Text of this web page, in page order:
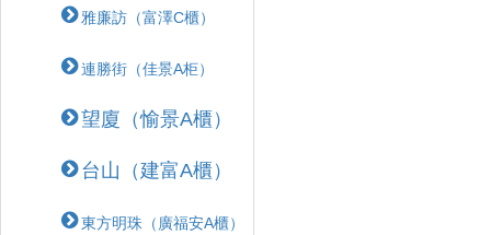
雅廉訪（富澤C櫃）
連勝街（佳景A柜）
望廈（愉景A櫃）
台山（建富A櫃）
東方明珠（廣福安A櫃）